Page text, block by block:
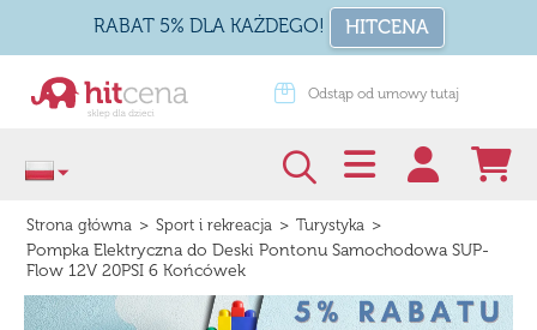
RABAT 5% DLA KAŻDEGO! HITCENA
od umowy tutaj Zapakuj na prezent
Strona główna > Sport i rekreacja > Turystyka >
Pompka Elektryczna do Deski Pontonu Samochodowa SUP-
Flow 12V 20PSI 6 Końcówek